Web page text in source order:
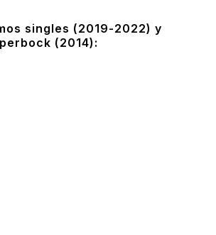
singles (2019-2022) y
(2014):